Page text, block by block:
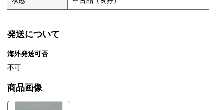
発送について
海外発送可否
不可
商品画像